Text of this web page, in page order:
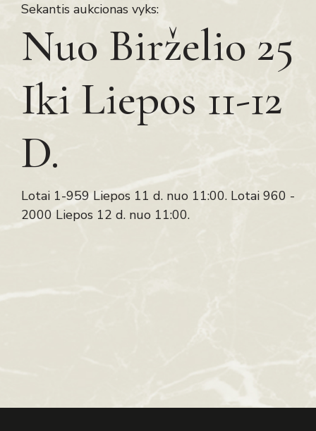
Sekantis aukcionas vyks:
Nuo Birželio 25
Iki Liepos 11-12
D.
Lotai 1-959 Liepos 11 d. nuo 11:00. Lotai 960 -
2000 Liepos 12 d. nuo 11:00.